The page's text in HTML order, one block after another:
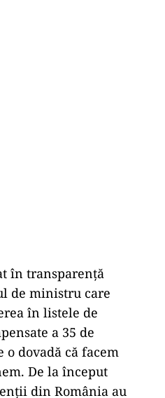
în transparență
de ministru care
în listele de
a 35 de
o dovadă că facem
De la început
din România au